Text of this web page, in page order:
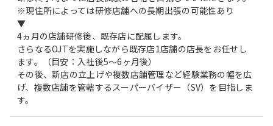
※現住所によっては研修店舗への長期出張の可能性あり
▼
4ヵ月の店舗研修後、既存店に配属します。
さらなるOJTを実施しながら既存店1店舗の店長をお任せし
ます。（目安：入社後5～6ヶ月後）
その後、新店の立上げや複数店舗管理など経験業務の幅を広
げ、複数店舗を管轄するスーパーバイザー（SV）を目指しま
す。